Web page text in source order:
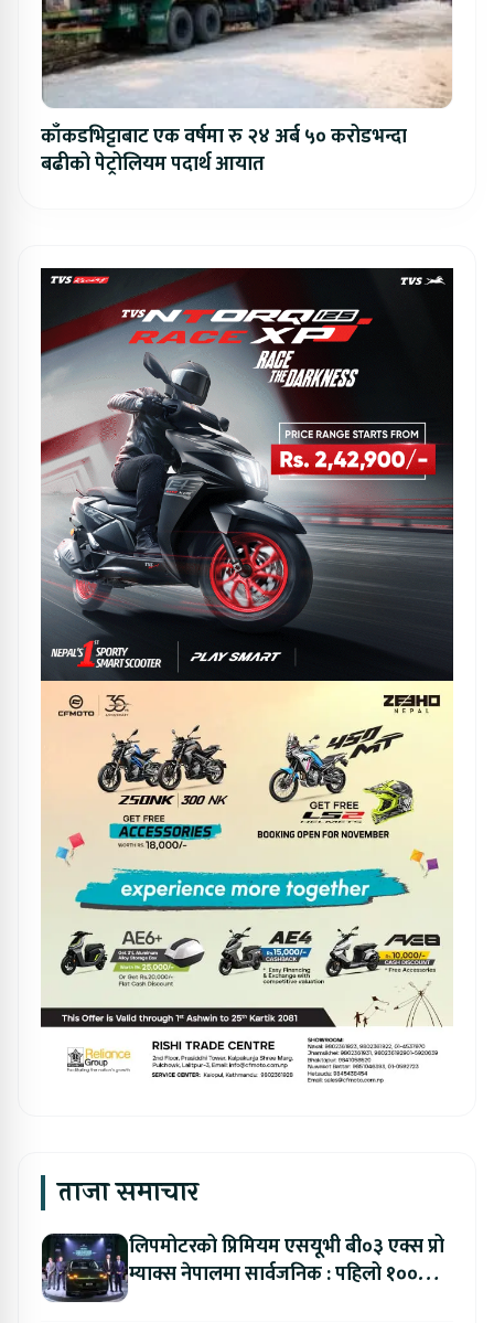
काँकडभिट्टाबाट एक वर्षमा रु २४ अर्ब ५० करोडभन्दा
बढीको पेट्रोलियम पदार्थ आयात
ताजा समाचार
लिपमोटरको प्रिमियम एसयूभी बी०३ एक्स प्रो
म्याक्स नेपालमा सार्वजनिक : पहिलो १००